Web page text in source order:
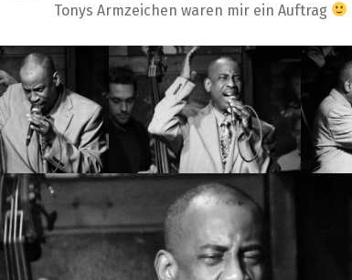
Tonys Armzeichen waren mir ein Auftrag